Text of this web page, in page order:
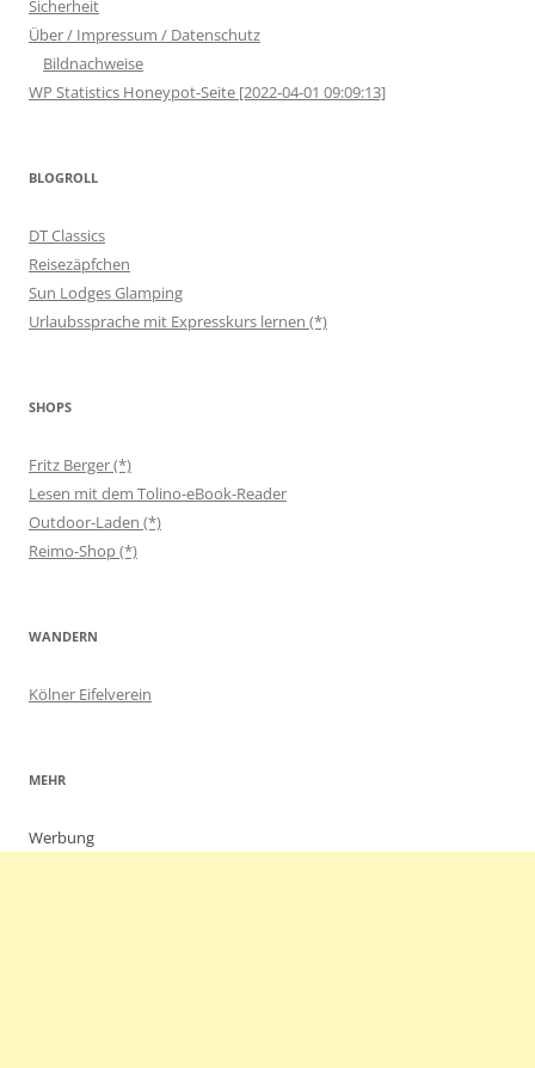
Sicherheit
Über / Impressum / Datenschutz
Bildnachweise
WP Statistics Honeypot-Seite [2022-04-01 09:09:13]
BLOGROLL
DT Classics
Reisezäpfchen
Sun Lodges Glamping
Urlaubssprache mit Expresskurs lernen (*)
SHOPS
Fritz Berger (*)
Lesen mit dem Tolino-eBook-Reader
Outdoor-Laden (*)
Reimo-Shop (*)
WANDERN
Kölner Eifelverein
MEHR
Werbung